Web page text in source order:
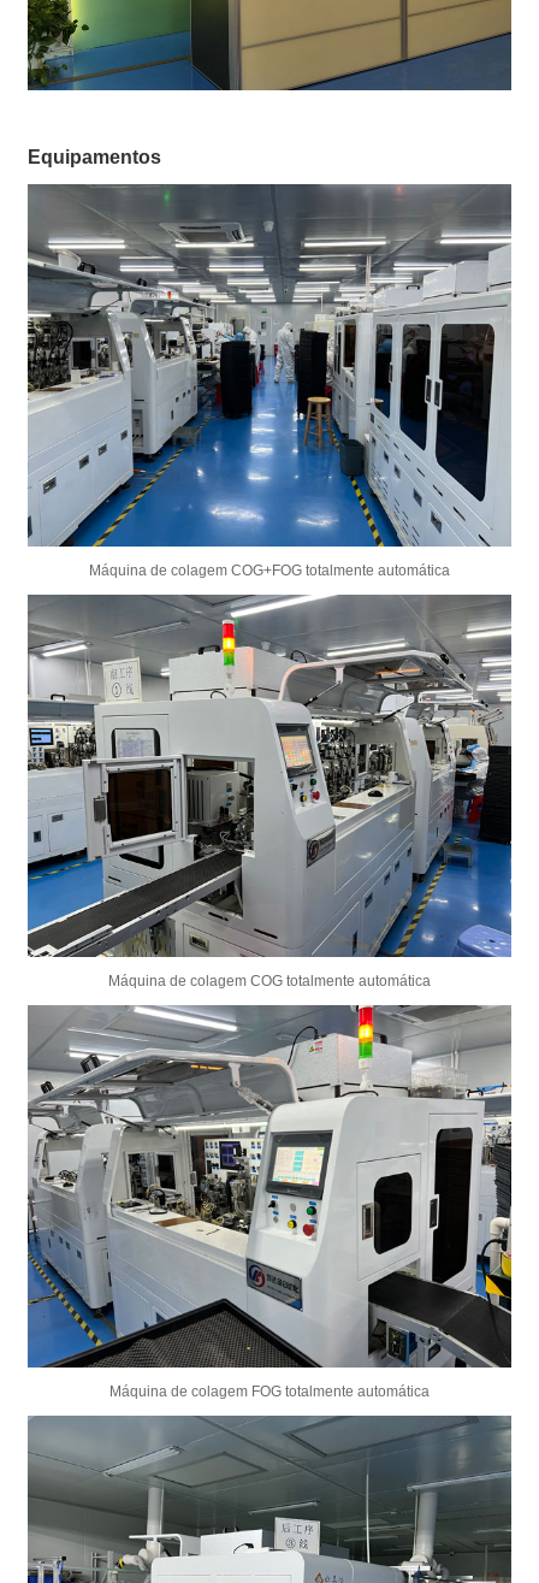
Equipamentos
Máquina de colagem COG+FOG totalmente automática
Máquina de colagem COG totalmente automática
Máquina de colagem FOG totalmente automática